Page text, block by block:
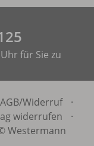
für Sie zu
AGB/Widerruf
·
widerrufen
·
Westermann